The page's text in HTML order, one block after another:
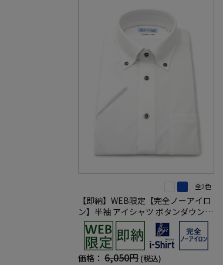
全2色
【即納】WEB限定【完全ノーアイロ
ン】半袖 アイシャツ ボタンダウン
ストレッチ 織柄無地 i-shirt ワイシ
ャツ 春夏
価格： 6,050円 (税込)